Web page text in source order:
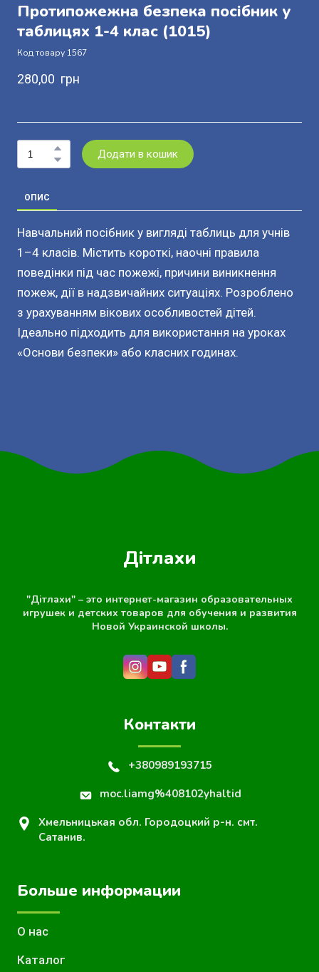
Протипожежна безпека посібник у
таблицях 1-4 клас (1015)
Код товару 1567
280,00  грн
Додати в кошик
ОПИС
Навчальний посібник у вигляді таблиць для учнів
1–4 класів. Містить короткі, наочні правила
поведінки під час пожежі, причини виникнення
пожеж, дії в надзвичайних ситуаціях. Розроблено
з урахуванням вікових особливостей дітей.
Ідеально підходить для використання на уроках
«Основи безпеки» або класних годинах.
Дітлахи
"Дітлахи" – это интернет-магазин образовательных
игрушек и детских товаров для обучения и развития
Новой Украинской школы.
Контакти
+380989193715
moc.liamg%408102yhaltid
Хмельницькая обл. Городоцкий р-н. смт.
Сатанив.
Больше информации
О нас
Каталог